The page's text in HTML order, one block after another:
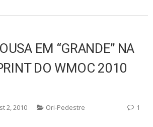
EM “GRANDE” NA
DO WMOC 2010
2, 2010 Ori-Pedestre 1